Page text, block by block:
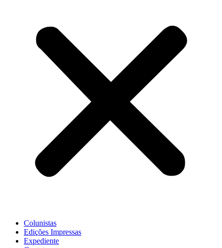
Colunistas
Edições Impressas
Expediente